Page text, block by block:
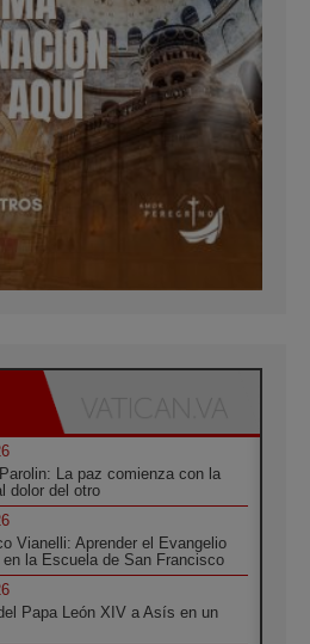
La paz comienza con la
dolor del otro
Vianelli: Aprender el Evangelio
la Escuela de San Francisco
Papa León XIV a Asís en un